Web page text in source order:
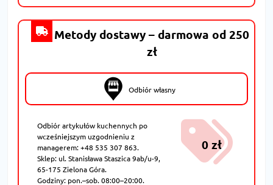
Metody dostawy – darmowa od 250
zł
Odbiór własny
Odbiór artykułów kuchennych po
wcześniejszym uzgodnieniu z
managerem: +48 535 307 863.
Sklep: ul. Stanisława Staszica 9ab/u-9,
65-175 Zielona Góra.
Godziny: pon.–sob. 08:00–20:00.
0 zł